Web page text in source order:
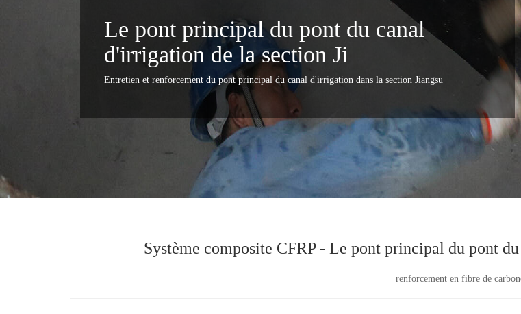
Le pont principal du pont du canal
d'irrigation de la section Ji
Entretien et renforcement du pont principal du canal d'irrigation dans la section Jiangsu
Système composite CFRP - Le pont principal du pont
renforcement en fibre de